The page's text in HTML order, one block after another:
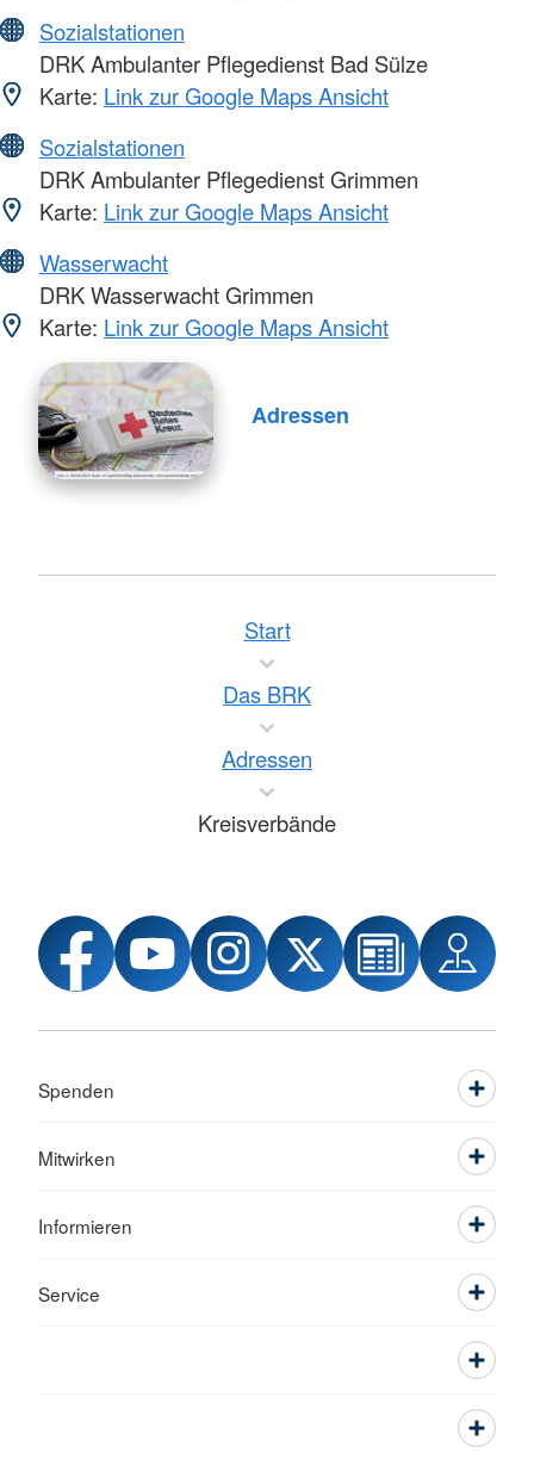
Sozialstationen
DRK Ambulanter Pflegedienst Bad Sülze
Karte: Link zur Google Maps Ansicht
Sozialstationen
DRK Ambulanter Pflegedienst Grimmen
Karte: Link zur Google Maps Ansicht
Wasserwacht
DRK Wasserwacht Grimmen
Karte: Link zur Google Maps Ansicht
Adressen
Start
Das BRK
Adressen
Kreisverbände
Spenden
Mitwirken
Informieren
Service